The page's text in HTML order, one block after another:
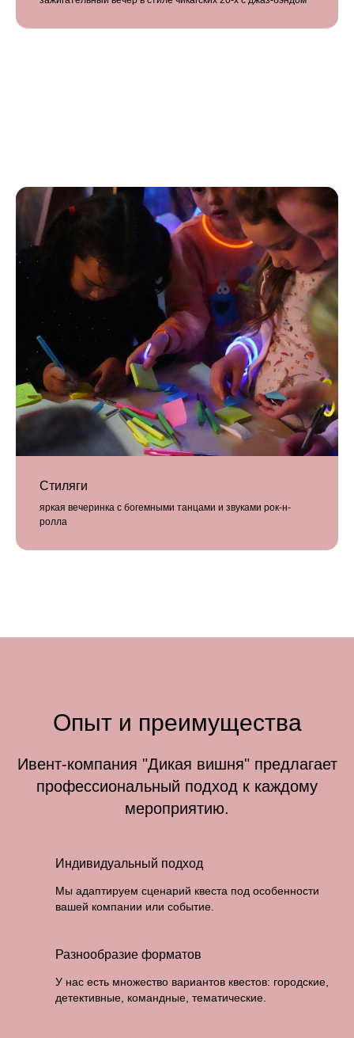
Стиляги
яркая вечеринка с богемными танцами и звуками рок-н-
ролла
Опыт и преимущества
Ивент-компания "Дикая вишня" предлагает
профессиональный подход к каждому
мероприятию.
Индивидуальный подход
Мы адаптируем сценарий квеста под особенности
вашей компании или событие.
Разнообразие форматов
У нас есть множество вариантов квестов: городские,
детективные, командные, тематические.